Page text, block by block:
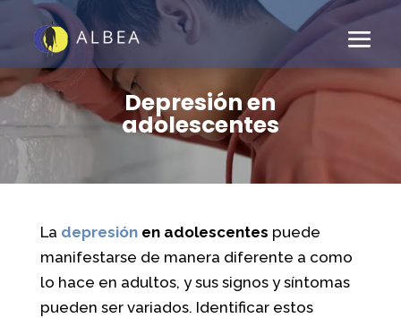
Depresión en
adolescentes
La depresiónen adolescentes puede
manifestarse de manera diferente a como
lo hace en adultos, y sus signos y síntomas
pueden ser variados. Identificar estos